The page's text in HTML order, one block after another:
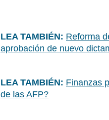
LEA TAMBIÉN: Reforma
aprobación de nuevo
LEA TAMBIÉN: Finanzas
de las AFP?